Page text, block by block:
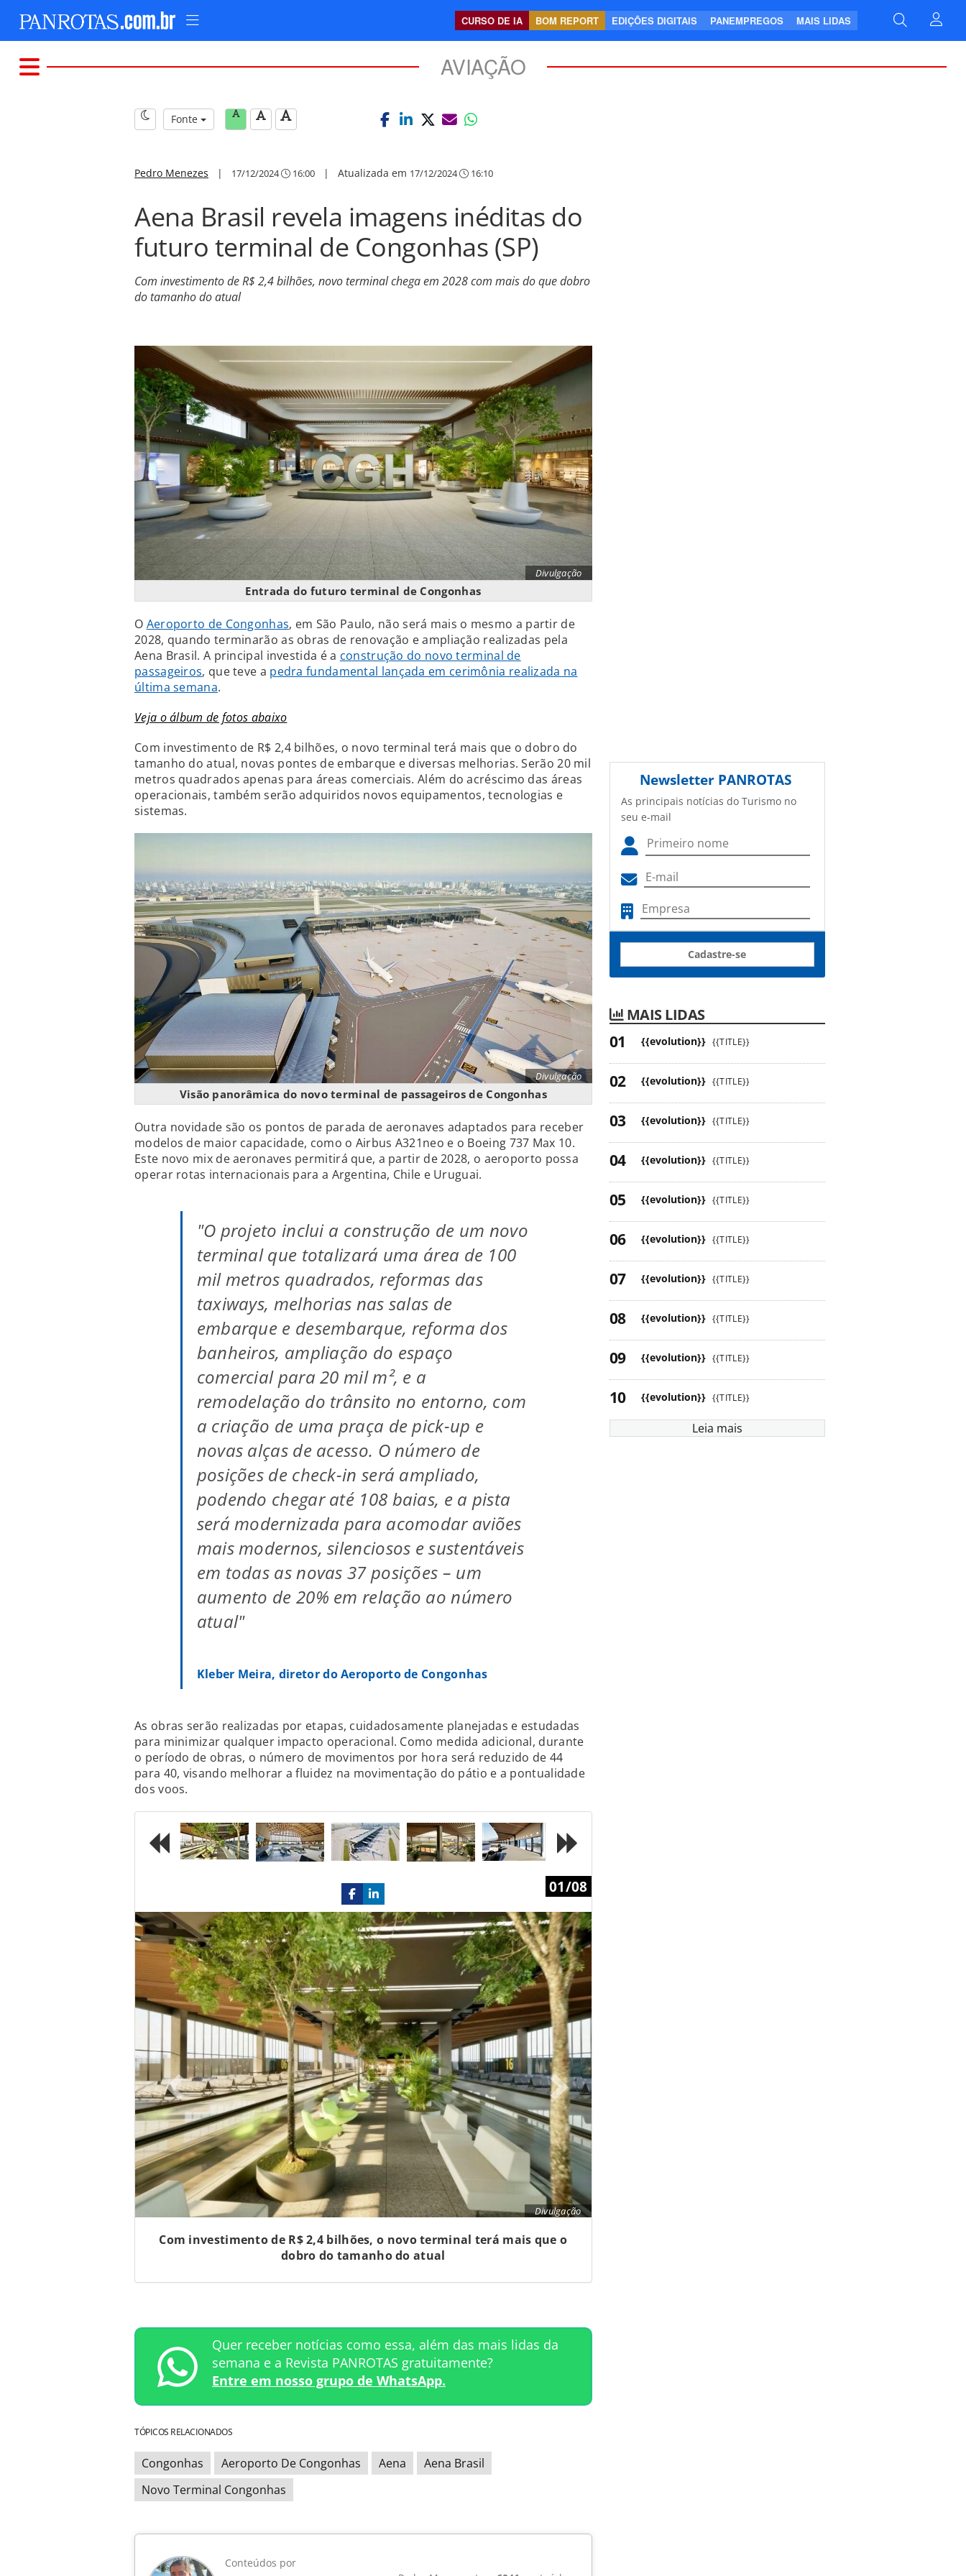
CURSO DE IA BOM REPORT EDIÇÕES DIGITAIS PANEMPREGOS MAIS LIDAS
AVIAÇÃO
Fonte
Pedro Menezes | 17/12/2024 16:00 | Atualizada em 17/12/2024 16:10
Aena Brasil revela imagens inéditas do
futuro terminal de Congonhas (SP)
Com investimento de R$ 2,4 bilhões, novo terminal chega em 2028 com mais do que dobro
do tamanho do atual
Divulgação
Entrada do futuro terminal de Congonhas
O Aeroporto de Congonhas, em São Paulo, não será mais o mesmo a partir de
2028, quando terminarão as obras de renovação e ampliação realizadas pela
Aena Brasil. A principal investida é a construção do novo terminal de
passageiros, que teve a pedra fundamental lançada em cerimônia realizada na
última semana.
Veja o álbum de fotos abaixo
Com investimento de R$ 2,4 bilhões, o novo terminal terá mais que o dobro do
tamanho do atual, novas pontes de embarque e diversas melhorias. Serão 20 mil
metros quadrados apenas para áreas comerciais. Além do acréscimo das áreas
operacionais, também serão adquiridos novos equipamentos, tecnologias e
sistemas.
Divulgação
Visão panorâmica do novo terminal de passageiros de Congonhas
Outra novidade são os pontos de parada de aeronaves adaptados para receber
modelos de maior capacidade, como o Airbus A321neo e o Boeing 737 Max 10.
Este novo mix de aeronaves permitirá que, a partir de 2028, o aeroporto possa
operar rotas internacionais para a Argentina, Chile e Uruguai.
"O projeto inclui a construção de um novo
terminal que totalizará uma área de 100
mil metros quadrados, reformas das
taxiways, melhorias nas salas de
embarque e desembarque, reforma dos
banheiros, ampliação do espaço
comercial para 20 mil m², e a
remodelação do trânsito no entorno, com
a criação de uma praça de pick-up e
novas alças de acesso. O número de
posições de check-in será ampliado,
podendo chegar até 108 baias, e a pista
será modernizada para acomodar aviões
mais modernos, silenciosos e sustentáveis
em todas as novas 37 posições – um
aumento de 20% em relação ao número
atual"
Kleber Meira, diretor do Aeroporto de Congonhas
As obras serão realizadas por etapas, cuidadosamente planejadas e estudadas
para minimizar qualquer impacto operacional. Como medida adicional, durante
o período de obras, o número de movimentos por hora será reduzido de 44
para 40, visando melhorar a fluidez na movimentação do pátio e a pontualidade
dos voos.
Divulgação
01/08
Com investimento de R$ 2,4 bilhões, o novo terminal terá mais que o
dobro do tamanho do atual
Next
Quer receber notícias como essa, além das mais lidas da
semana e a Revista PANROTAS gratuitamente?
Entre em nosso grupo de WhatsApp.
TÓPICOS RELACIONADOS
Congonhas Aeroporto De Congonhas Aena
Aena Brasil
Novo Terminal Congonhas
Conteúdos por
Newsletter PANROTAS
As principais notícias do Turismo no
seu e-mail
Cadastre-se
MAIS LIDAS
{{evolution}} {{TITLE}}
{{evolution}} {{TITLE}}
{{evolution}} {{TITLE}}
{{evolution}} {{TITLE}}
{{evolution}} {{TITLE}}
{{evolution}} {{TITLE}}
{{evolution}} {{TITLE}}
{{evolution}} {{TITLE}}
{{evolution}} {{TITLE}}
{{evolution}} {{TITLE}}
Leia mais